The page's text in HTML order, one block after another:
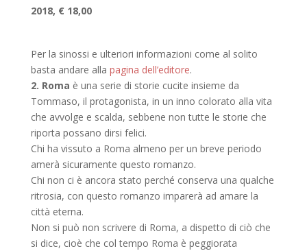
2018, € 18,00
Per la sinossi e ulteriori informazioni come al solito
basta andare alla pagina dell’editore.
2. Roma è una serie di storie cucite insieme da
Tommaso, il protagonista, in un inno colorato alla vita
che avvolge e scalda, sebbene non tutte le storie che
riporta possano dirsi felici.
Chi ha vissuto a Roma almeno per un breve periodo
amerà sicuramente questo romanzo.
Chi non ci è ancora stato perché conserva una qualche
ritrosia, con questo romanzo imparerà ad amare la
città eterna.
Non si può non scrivere di Roma, a dispetto di ciò che
si dice, cioè che col tempo Roma è peggiorata